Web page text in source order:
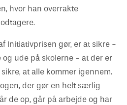
hvor han overrakte
Initiativprisen gør, er at sikre -
ude på skolerne - at der er
at alle kommer igennem.
der gør en helt særlig
de op, går på arbejde og har